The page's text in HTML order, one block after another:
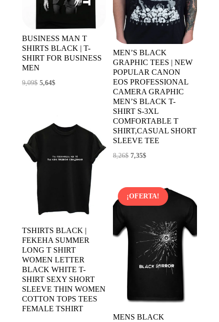
BUSINESS MAN T
SHIRTS BLACK | T-
SHIRT FOR BUSINESS
MEN
9,09$ El
9,09$.
5,64$El
MEN’S BLACK
GRAPHIC TEES | NEW
POPULAR CANON
EOS PROFESSIONAL
CAMERA GRAPHIC
MEN’S BLACK T-
SHIRT S-3XL
COMFORTABLE T
SHIRT,CASUAL SHORT
SLEEVE TEE
8,26$ El
era:
8,26$.
7,35$El
es:
7,35$.
TSHIRTS BLACK |
FEKEHA SUMMER
LONG T SHIRT
WOMEN LETTER
BLACK WHITE T-
SHIRT SEXY SHORT
SLEEVE THIN WOMEN
COTTON TOPS TEES
FEMALE TSHIRT
¡OFERTA!
MENS BLACK